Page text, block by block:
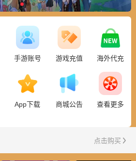
手游账号 游戏充值 海外代充
App下载 商城公告 查看更多
点击购买